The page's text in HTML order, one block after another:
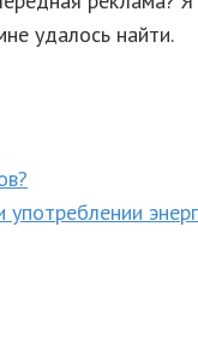
удалось найти.